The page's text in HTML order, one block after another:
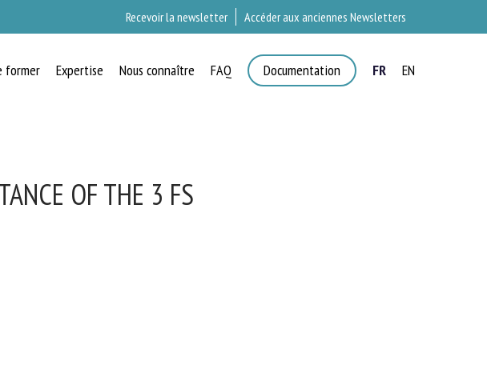
Recevoir la newsletter Accéder aux anciennes Newsletters
former Expertise Nous connaître FAQ Documentation FR EN
OF THE 3 FS
à notre newsletter :